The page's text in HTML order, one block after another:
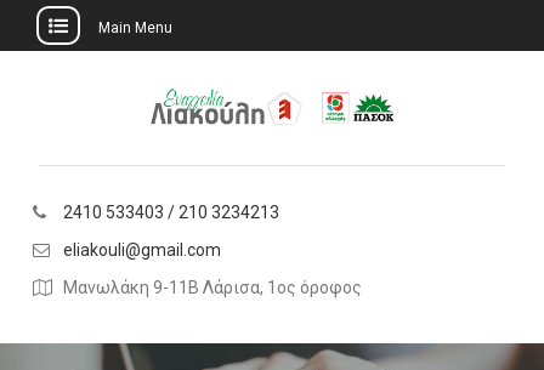
Main Menu
2410 533403 / 210 3234213
eliakouli@gmail.com
Μανωλάκη 9-11Β Λάρισα, 1ος όροφος